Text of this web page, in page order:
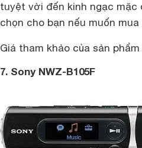
tuyệt vời đến kinh ngạc mặc
chọn cho bạn nếu muốn
Giá tham khảo của sản phẩm
7. Sony NWZ-B105F